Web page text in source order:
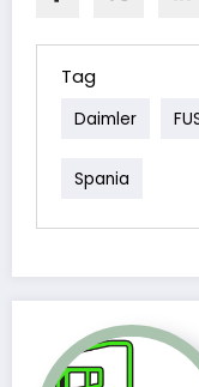
Tag
Daimler
Spania